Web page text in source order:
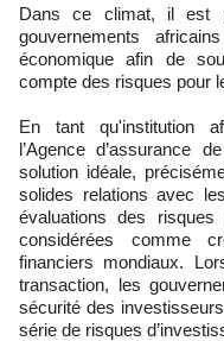
Dans ce climat, il est
gouvernements
économique afin de
compte des risques pour
En tant qu'institution
l’Agence d’assurance
solution idéale,
solides relations avec
évaluations des risques
considérées comme
financiers mondiaux.
transaction, les
sécurité des
série de risques